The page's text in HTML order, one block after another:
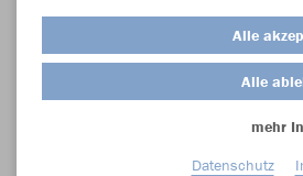
Kleidung aus nachhaltiger
Farbe
Alle
Alle
mehr
Datenschutz